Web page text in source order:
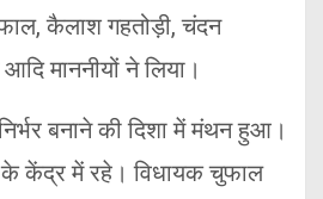
कैलाश गहतोड़ी, चंदन
माननीयों ने लिया।
बनाने की दिशा में मंथन हुआ।
के केंद्र में रहे। विधायक चुफाल